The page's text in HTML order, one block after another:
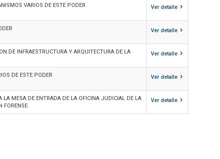
VARIOS DE ESTE PODER. Ver detalle ›
Ver detalle ›
DE INFRAESTRUCTURA Y ARQUITECTURA DE LA
Ver detalle ›
DE ESTE PODER Ver detalle ›
MESA DE ENTRADA DE LA OFICINA JUDICIAL DE LA
FORENSE
Ver detalle ›